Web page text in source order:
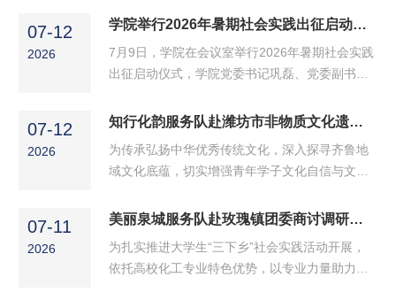
承心乡汇服务队扎根淄博临淄，聚焦齐文化挖掘
溯源、蹴鞠非遗活态传承、...
开展非遗技艺观摩实践活动，在传统文化的熏陶
的独特魅力。踏入杨家埠风筝博物馆，浓郁醇厚
的民俗气息扑面而来，馆内陈列的展品系统展现
天工的制作技艺，队员们从古法扎制的风筝中真
切读懂了纹样造型里深藏的吉祥寓意，...
07-12
2026
学院举行2026年暑期社会实践出征启动仪式
7月9日，学院在会议室举行2026年暑期社会实践
出征启动仪式，学院党委书记巩磊、党委副书记
及2026年暑期社会实践学生代表共同参会，本次
介绍学院本年度暑期社会实践整体情况：今年学
院组建多支社会实践队伍，分赴新疆维吾尔自治
实践活动。她围绕团队管理、实践作风、专业落
地服务等方面对全体队员提出明确要求，...
07-12
2026
知行化韵服务队赴潍坊市非物质文化遗产馆参观学习
为传承弘扬中华优秀传统文化，深入探寻齐鲁地
域文化底蕴，切实增强青年学子文化自信与文化
坊市非物质文化遗产馆，在这里近距离感受传统
之力助力非遗文化传播与传承。潍坊市非物质文
化遗产馆以“齐风鲁韵，多彩家园”为主题，分
07-11
2026
美丽泉城服务队赴玫瑰镇团委商讨调研工作
为扎实推进大学生“三下乡”社会实践活动开展，
依托高校化工专业特色优势，以专业力量助力地